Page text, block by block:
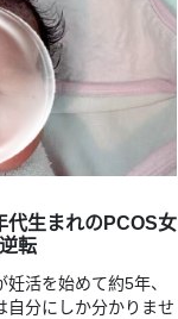
生まれのPCOS女
転
妊活を始めて約5年、
自分にしか分かりませ